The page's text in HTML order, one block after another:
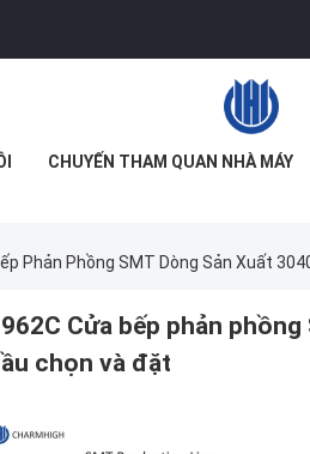
CHUYẾN THAM QUAN NHÀ MÁY
Phản Phồng SMT Dòng Sản Xuất
Cửa bếp phản
chọn và đặt